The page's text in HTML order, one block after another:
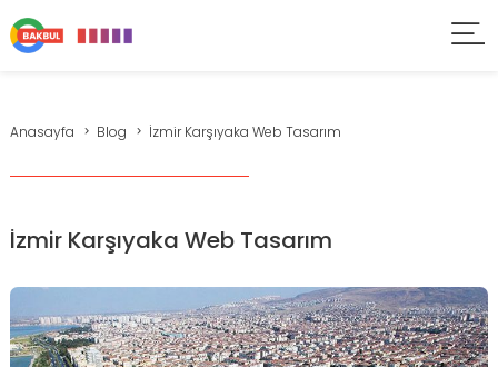
Anasayfa Blog İzmir Karşıyaka Web Tasarım
İzmir Karşıyaka Web Tasarım